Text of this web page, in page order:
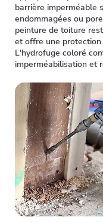
barrière imperméable
endommagées ou
peinture de toiture
et offre une protection
L'hydrofuge coloré
imperméabilisation et